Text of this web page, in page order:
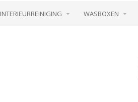
INTERIEURREINIGING WASBOXEN